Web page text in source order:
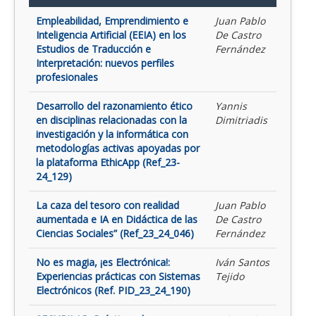
Empleabilidad, Emprendimiento e
Inteligencia Artificial (EEIA) en los
Estudios de Traducción e
Interpretación: nuevos perfiles
profesionales
Juan Pablo
De Castro
Fernández
Desarrollo del razonamiento ético
en disciplinas relacionadas con la
investigación y la informática con
metodologías activas apoyadas por
la plataforma EthicApp (Ref_23-
24_129)
Yannis
Dimitriadis
La caza del tesoro con realidad
aumentada e IA en Didáctica de las
Ciencias Sociales” (Ref_23_24_046)
Juan Pablo
De Castro
Fernández
No es magia, ¡es Electrónica!:
Experiencias prácticas con Sistemas
Electrónicos (Ref. PID_23_24_190)
Iván Santos
Tejido